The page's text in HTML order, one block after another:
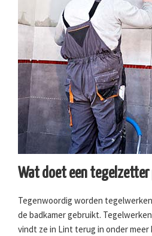
Wat doet een tegelzetter
Tegenwoordig worden
de badkamer gebruikt.
vindt ze in Lint terug in onder meer